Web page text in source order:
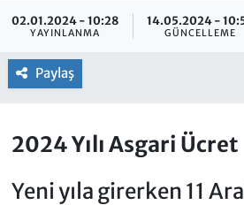
02.01.2024 - 10:28
YAYINLANMA
14.05.2024 -
GÜNCELLEME
Paylaş
2024 Yılı Asgari Ücret
Yeni yıla girerken 11
Son Dakika Haberleri
Haber Arşivi